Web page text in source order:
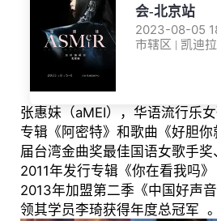
会-北京站
2023-08-05
市辖区 | 凯迪
张惠妹（aMEI），华语流行乐
专辑《阿密特》和歌曲《好胆
届台湾金曲奖最佳国语女歌手奖
2011年发行专辑《你在看我吗》
2013年加盟第二季《中国好声
领其学员李琦获得年度总冠军 。